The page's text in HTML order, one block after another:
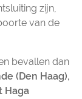
zijn,
van de
bevallen dan
(Den Haag),
Haga